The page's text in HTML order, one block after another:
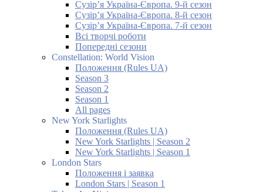
Сузір’я Україна-Європа. 9-й сезон
Сузір’я Україна-Європа. 8-й сезон
Сузір’я Україна-Європа. 7-й сезон
Всі творчі роботи
Попередні сезони
Constellation: World Vision
Положення (Rules UA)
Season 3
Season 2
Season 1
All pages
New York Starlights
Положення (Rules UA)
New York Starlights | Season 2
New York Starlights | Season 1
London Stars
Положення і заявка
London Stars | Season 1